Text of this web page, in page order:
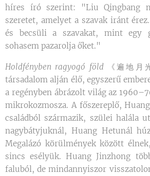
híres író szerint: "Liu Qingbang
szeretet, amelyet a szavak iránt
és becsüli a szavakat, mint egy
sohasem pazarolja őket."
Holdfényben ragyogó föld《遍地月
társadalom alján élő, egyszerű
a regényben ábrázolt világ az
mikrokozmosza. A főszereplő,
családból származik, szülei halála
nagybátyjuknál, Huang Hetunál
Megalázó körülmények között
sincs esélyük. Huang Jinzhong
faluból, de mindannyiszor